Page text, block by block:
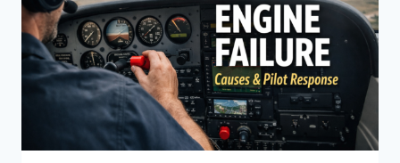
对
比：
CESSNA
172、
DA40、
PA-
28
等